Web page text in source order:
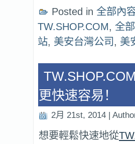
Posted in 全部內
TW.SHOP.COM, 全
站, 美安台灣公司, 美
更快速容易！
2月 21st, 2014 |
想要輕鬆快速地從